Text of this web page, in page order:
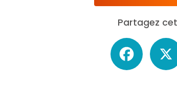
Partagez